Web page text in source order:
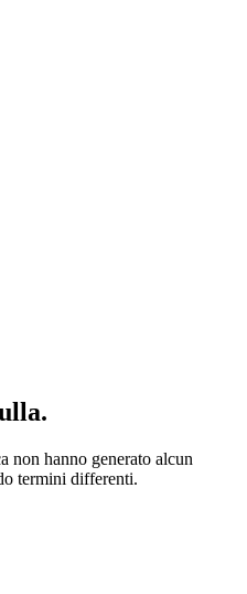
non hanno generato alcun
termini differenti.